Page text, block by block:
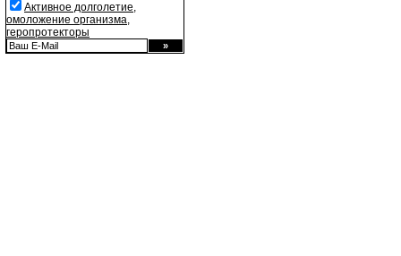
Активное долголетие,
омоложение организма,
геропротекторы